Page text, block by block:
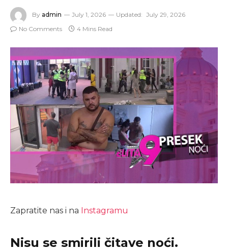
By admin July 1, 2026 Updated: July 29, 2026
No Comments
4 Mins Read
Zapratite nas i na Instagramu
Nisu se smirili čitave noći.